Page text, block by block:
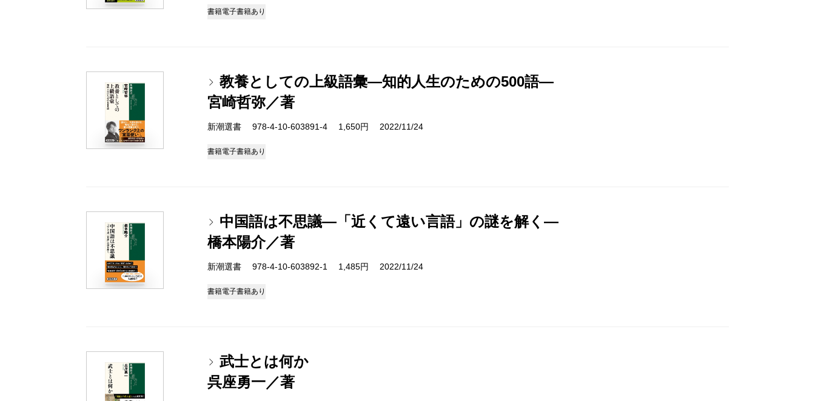
書籍電子書籍あり
教養としての上級語彙―知的人生のための500語―
宮崎哲弥／著
新潮選書 978-4-10-603891-4 1,650円 2022/11/24
書籍電子書籍あり
中国語は不思議―「近くて遠い言語」の謎を解く―
橋本陽介／著
新潮選書 978-4-10-603892-1 1,485円 2022/11/24
書籍電子書籍あり
武士とは何か
呉座勇一／著